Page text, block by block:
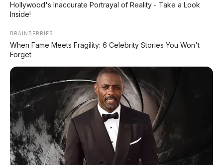
Honda Brio RS Urbanite – City car sporty dengan
sentuhan eksklusif.
🚗 KREDIT MOBIL DP
RINGAN
Mobil baru & bekas • Angsuran
mulai 2 jutaan
Hollywood's Inaccurate Portrayal of Reality - Take a Look
Inside!
BRAINBERRIES
When Fame Meets Fragility: 6 Celebrity Stories You Won't
Forget